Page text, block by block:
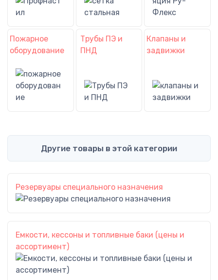
Пожарное
оборудование
Трубы ПЭ и
ПНД
Клапаны и
задвижки
Другие товары в этой категории
Резервуары специального назначения
Емкости, кессоны и топливные баки (цены и
ассортимент)